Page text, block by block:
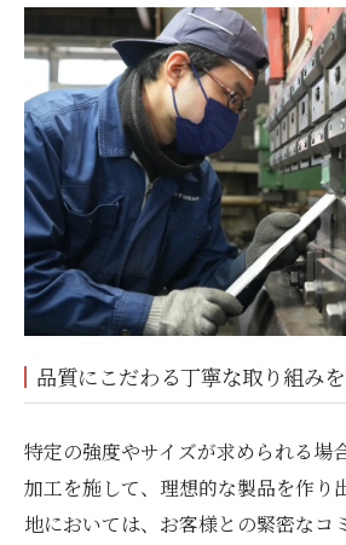
品質にこだわる丁寧な取り組み
特定の強度やサイズが求められる場
加工を施して、理想的な製品を作り
地においては、お客様との緊密なコ